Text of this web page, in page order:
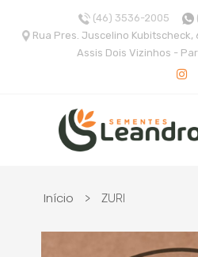
(46) 3536-2005
Rua Pres. Juscelino Kubitscheck,
Assis Dois Vizinhos -
Início > ZURI